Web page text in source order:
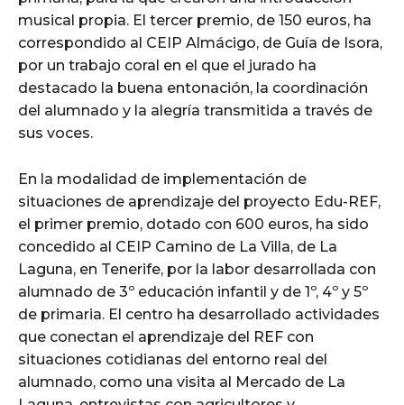
musical propia. El tercer premio, de 150 euros, ha
correspondido al CEIP Almácigo, de Guía de Isora,
por un trabajo coral en el que el jurado ha
destacado la buena entonación, la coordinación
del alumnado y la alegría transmitida a través de
sus voces.
En la modalidad de implementación de
situaciones de aprendizaje del proyecto Edu-REF,
el primer premio, dotado con 600 euros, ha sido
concedido al CEIP Camino de La Villa, de La
Laguna, en Tenerife, por la labor desarrollada con
alumnado de 3º educación infantil y de 1º, 4º y 5º
de primaria. El centro ha desarrollado actividades
que conectan el aprendizaje del REF con
situaciones cotidianas del entorno real del
alumnado, como una visita al Mercado de La